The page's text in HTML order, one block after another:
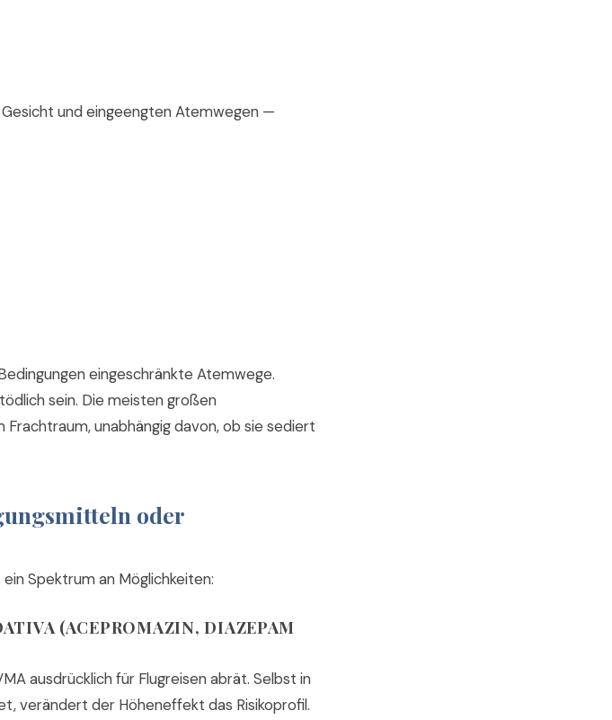
und eingeengten Atemwegen —
eingeschränkte Atemwege.
sein. Die meisten großen
unabhängig davon, ob sie sediert
oder
Spektrum an Möglichkeiten:
(ACEPROMAZIN, DIAZEPAM
ausdrücklich für Flugreisen abrät. Selbst in
verändert der Höheneffekt das Risikoprofil.